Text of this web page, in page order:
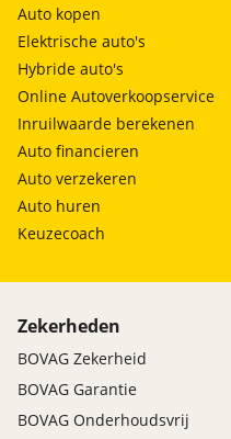
Auto kopen
Elektrische auto's
Hybride auto's
Online Autoverkoopservice
Inruilwaarde berekenen
Auto financieren
Auto verzekeren
Auto huren
Keuzecoach
Zekerheden
BOVAG Zekerheid
BOVAG Garantie
BOVAG Onderhoudsvrij